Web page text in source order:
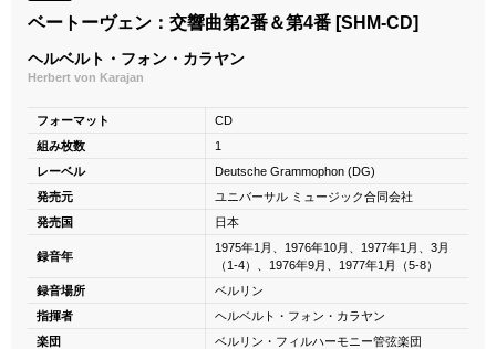
ベートーヴェン：交響曲第2番＆第4番 [SHM-CD]
ヘルベルト・フォン・カラヤン
Herbert von Karajan
フォーマット
CD
組み枚数
1
レーベル
Deutsche Grammophon (DG)
発売元
ユニバーサル ミュージック合同会社
発売国
日本
録音年
1975年1月、1976年10月、1977年1月、3月
（1-4）、1976年9月、1977年1月（5-8）
録音場所
ベルリン
指揮者
ヘルベルト・フォン・カラヤン
楽団
ベルリン・フィルハーモニー管弦楽団